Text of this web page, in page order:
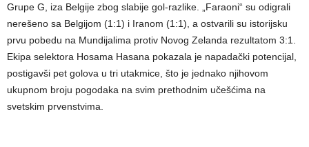
Grupe G, iza Belgije zbog slabije gol-razlike. „Faraoni“ su odigrali
nerešeno sa Belgijom (1:1) i Iranom (1:1), a ostvarili su istorijsku
prvu pobedu na Mundijalima protiv Novog Zelanda rezultatom 3:1.
Ekipa selektora Hosama Hasana pokazala je napadački potencijal,
postigavši pet golova u tri utakmice, što je jednako njihovom
ukupnom broju pogodaka na svim prethodnim učešćima na
svetskim prvenstvima.